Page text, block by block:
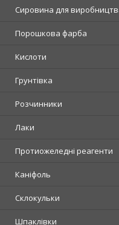
Сировина для
Порошкова фарба
Кислоти
Грунтівка
Розчинники
Лаки
Протиожеледні реагенти
Каніфоль
Склокульки
Шпаклівки